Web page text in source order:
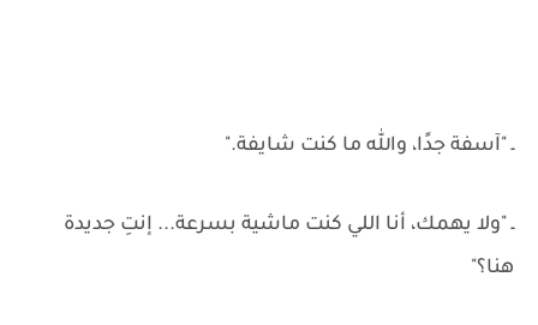
ـ "آسفة جدًا، والله ما كنت شايفة."
ـ "ولا يهمك، أنا اللي كنت ماشية بسرعة... إنتِ جديدة
هنا؟"